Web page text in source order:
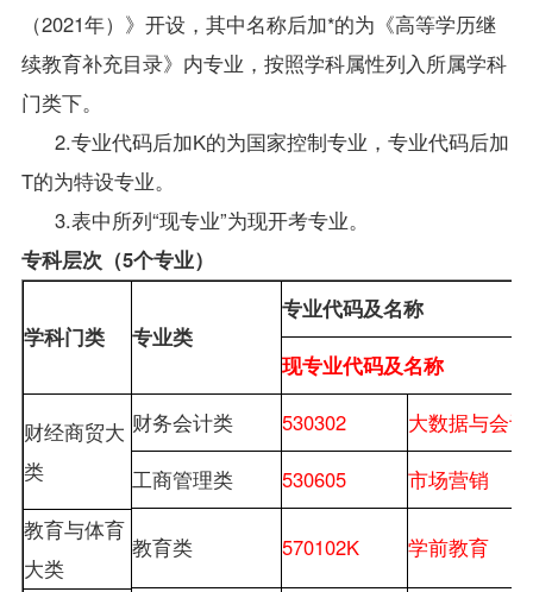
（2021年）》开设，其中名称后加*的为《高等学历继
续教育补充目录》内专业，按照学科属性列入所属学科
门类下。
2.专业代码后加K的为国家控制专业，专业代码后加
T的为特设专业。
3.表中所列“现专业”为现开考专业。
专科层次（5个专业）
学科门类 专业类
专业代码及名称
现专业代码及名称
财经商贸大
类
财务会计类 530302
大数据与会计
工商管理类
530605
市场营销
教育与体育
大类
教育类 570102K 学前教育